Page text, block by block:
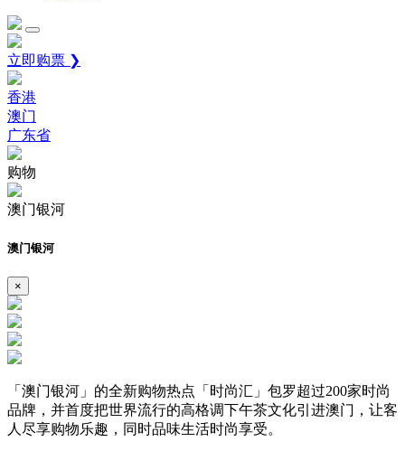
立即购票 ❯
香港
澳门
广东省
购物
澳门银河
澳门银河
×
「澳门银河」的全新购物热点「时尚汇」包罗超过200家时尚
品牌，并首度把世界流行的高格调下午茶文化引进澳门，让客
人尽享购物乐趣，同时品味生活时尚享受。